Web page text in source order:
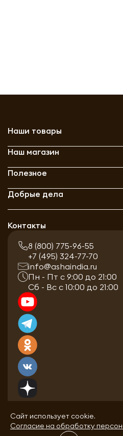
Наши товары
Наш магазин
Полезное
Добрые дела
Контакты
8 (800) 775-96-55
+7 (495) 324-77-70
info@ashaindia.ru
Пн - Пт с 9:00 до 21:00
Сб - Вс с 10:00 до 21:00
Сайт использует cookie.
Согласие на обработку